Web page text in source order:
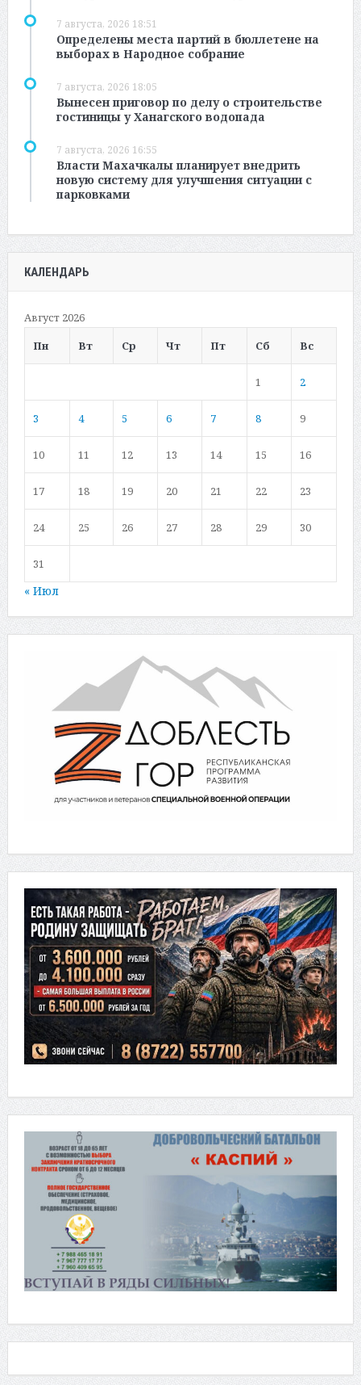
7 августа, 2026 18:51
Определены места партий в бюллетене на
выборах в Народное собрание
7 августа, 2026 18:05
Вынесен приговор по делу о строительстве
гостиницы у Ханагского водопада
7 августа, 2026 16:55
Власти Махачкалы планирует внедрить
новую систему для улучшения ситуации с
парковками
КАЛЕНДАРЬ
Август 2026
Пн
Вт Ср Чт Пт Сб Вс
1 2
3 4 5 6 7 8 9
10 11 12 13 14 15 16
17 18 19 20 21 22 23
24 25 26 27 28 29 30
31
« Июл